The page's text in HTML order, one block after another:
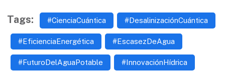
Tags: #CienciaCuántica #DesalinizaciónCuántica
#EficienciaEnergética #EscasezDeAgua
#FuturoDelAguaPotable #InnovaciónHídrica